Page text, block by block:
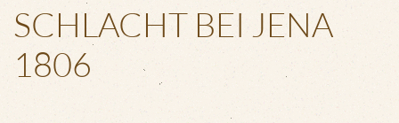
SCHLACHT BEI JENA
1806